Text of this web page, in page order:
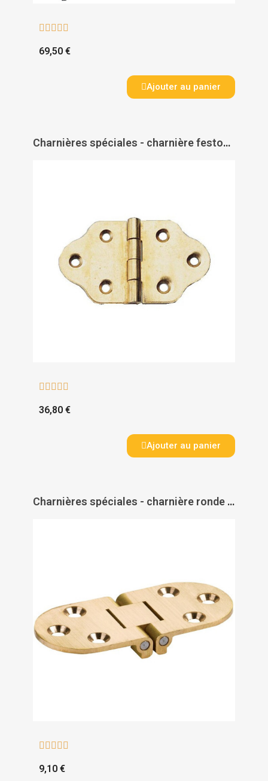
    
69,50 €
Ajouter au panier
Charnières spéciales - charnière festonnée - double feuille - laiton - PAS DE MARQUE
    
36,80 €
Ajouter au panier
Charnières spéciales - charnière ronde - laiton - axe inox - A LENNE
    
9,10 €